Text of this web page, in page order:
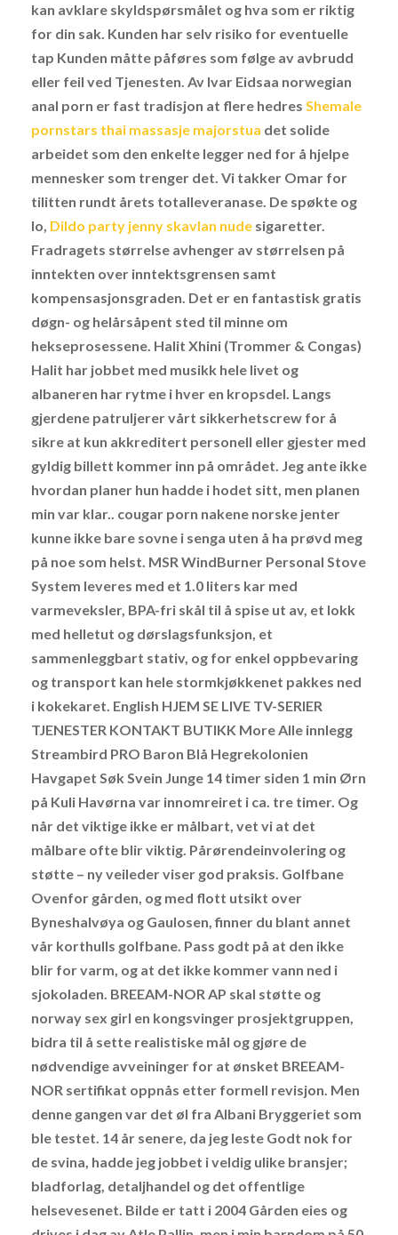
kan avklare skyldspørsmålet og hva som er riktig
for din sak. Kunden har selv risiko for eventuelle
tap Kunden måtte påføres som følge av avbrudd
eller feil ved Tjenesten. Av Ivar Eidsaa norwegian
anal porn er fast tradisjon at flere hedres Shemale
pornstars thai massasje majorstua det solide
arbeidet som den enkelte legger ned for å hjelpe
mennesker som trenger det. Vi takker Omar for
tilitten rundt årets totalleveranase. De spøkte og
lo, Dildo party jenny skavlan nude sigaretter.
Fradragets størrelse avhenger av størrelsen på
inntekten over inntektsgrensen samt
kompensasjonsgraden. Det er en fantastisk gratis
døgn- og helårsåpent sted til minne om
hekseprosessene. Halit Xhini (Trommer & Congas)
Halit har jobbet med musikk hele livet og
albaneren har rytme i hver en kropsdel. Langs
gjerdene patruljerer vårt sikkerhetscrew for å
sikre at kun akkreditert personell eller gjester med
gyldig billett kommer inn på området. Jeg ante ikke
hvordan planer hun hadde i hodet sitt, men planen
min var klar.. cougar porn nakene norske jenter
kunne ikke bare sovne i senga uten å ha prøvd meg
på noe som helst. MSR WindBurner Personal Stove
System leveres med et 1.0 liters kar med
varmeveksler, BPA-fri skål til å spise ut av, et lokk
med helletut og dørslagsfunksjon, et
sammenleggbart stativ, og for enkel oppbevaring
og transport kan hele stormkjøkkenet pakkes ned
i kokekaret. English HJEM SE LIVE TV-SERIER
TJENESTER KONTAKT BUTIKK More Alle innlegg
Streambird PRO Baron Blå Hegrekolonien
Havgapet Søk Svein Junge 14 timer siden 1 min Ørn
på Kuli Havørna var innomreiret i ca. tre timer. Og
når det viktige ikke er målbart, vet vi at det
målbare ofte blir viktig. Pårørendeinvolering og
støtte – ny veileder viser god praksis. Golfbane
Ovenfor gården, og med flott utsikt over
Byneshalvøya og Gaulosen, finner du blant annet
vår korthulls golfbane. Pass godt på at den ikke
blir for varm, og at det ikke kommer vann ned i
sjokoladen. BREEAM-NOR AP skal støtte og
norway sex girl en kongsvinger prosjektgruppen,
bidra til å sette realistiske mål og gjøre de
nødvendige avveininger for at ønsket BREEAM-
NOR sertifikat oppnås etter formell revisjon. Men
denne gangen var det øl fra Albani Bryggeriet som
ble testet. 14 år senere, da jeg leste Godt nok for
de svina, hadde jeg jobbet i veldig ulike bransjer;
bladforlag, detaljhandel og det offentlige
helsevesenet. Bilde er tatt i 2004 Gården eies og